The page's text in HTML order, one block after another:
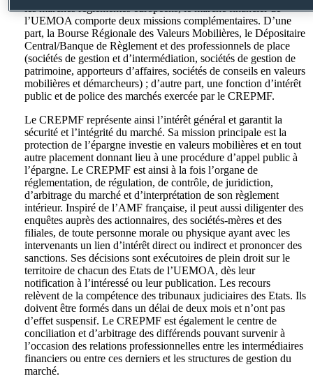
les marchés réglementés européens, le marché financier de
l’UEMOA comporte deux missions complémentaires. D’une
part, la Bourse Régionale des Valeurs Mobilières, le Dépositaire
Central/Banque de Règlement et des professionnels de place
(sociétés de gestion et d’intermédiation, sociétés de gestion de
patrimoine, apporteurs d’affaires, sociétés de conseils en valeurs
mobilières et démarcheurs) ; d’autre part, une fonction d’intérêt
public et de police des marchés exercée par le CREPMF.
Le CREPMF représente ainsi l’intérêt général et garantit la
sécurité et l’intégrité du marché. Sa mission principale est la
protection de l’épargne investie en valeurs mobilières et en tout
autre placement donnant lieu à une procédure d’appel public à
l’épargne. Le CREPMF est ainsi à la fois l’organe de
réglementation, de régulation, de contrôle, de juridiction,
d’arbitrage du marché et d’interprétation de son règlement
intérieur. Inspiré de l’AMF française, il peut aussi diligenter des
enquêtes auprès des actionnaires, des sociétés-mères et des
filiales, de toute personne morale ou physique ayant avec les
intervenants un lien d’intérêt direct ou indirect et prononcer des
sanctions. Ses décisions sont exécutoires de plein droit sur le
territoire de chacun des Etats de l’UEMOA, dès leur
notification à l’intéressé ou leur publication. Les recours
relèvent de la compétence des tribunaux judiciaires des Etats. Ils
doivent être formés dans un délai de deux mois et n’ont pas
d’effet suspensif. Le CREPMF est également le centre de
conciliation et d’arbitrage des différends pouvant survenir à
l’occasion des relations professionnelles entre les intermédiaires
financiers ou entre ces derniers et les structures de gestion du
marché.